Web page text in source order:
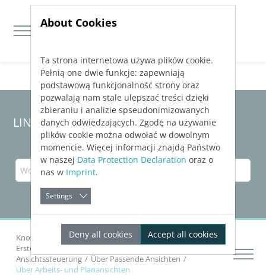
Jump directly to main navigation
Jump directly to content
LINEAR Solutions25für Revit
Knowledge Base Revit
Erste Schritte
Erste Schritte mit
Ansichtssteuerung
Über Passende Ansichten
Über Arbeits- und Planansichten
About Cookies
Ta strona internetowa używa plików cookie.
Pełnią one dwie funkcje: zapewniają
podstawową funkcjonalność strony oraz
pozwalają nam stale ulepszać treści dzięki
zbieraniu i analizie spseudonimizowanych
danych odwiedzających. Zgodę na używanie
plików cookie można odwołać w dowolnym
momencie. Więcej informacji znajdą Państwo
w naszej Data Protection Declaration oraz o
nas w Imprint.
Settings
Deny all cookies Accept all cookies